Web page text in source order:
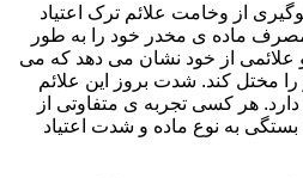
از وخامت علائم ترک اعتیاد
ماده ی مخدر خود را به طور
علائمی از خود نشان می دهد که می
را مختل کند. شدت بروز این علائم
هر کسی تجربه ی متفاوتی از
بستگی به نوع ماده و شدت اعتیاد